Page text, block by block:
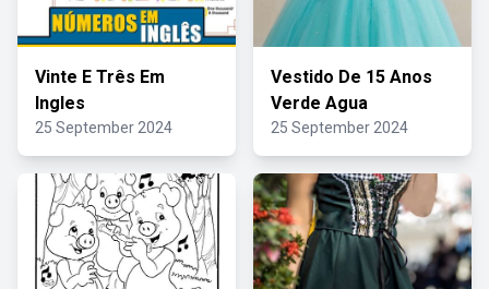
Vinte E Três Em
Ingles
25 September 2024
Vestido De 15 Anos
Verde Agua
25 September 2024